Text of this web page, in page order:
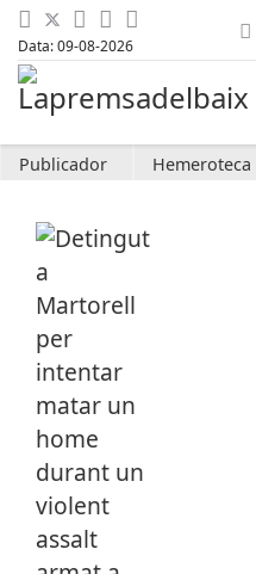
Data: 09-08-2026
Publicador Hemeroteca